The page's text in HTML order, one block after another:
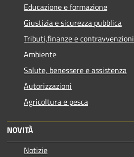
Educazione e formazione
Giustizia e sicurezza pubblica
Tributi,finanze e contravvenzioni
Ambiente
Salute, benessere e assistenza
Autorizzazioni
Agricoltura e pesca
NOVITÀ
Notizie